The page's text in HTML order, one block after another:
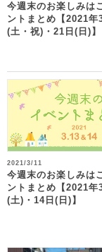
今週末のお楽しみは
ントまとめ【2021年
(土・祝)・21日(日)】
2021/3/11
今週末のお楽しみは
ントまとめ【2021年
(土)・14日(日)】